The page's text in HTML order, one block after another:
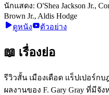
นักแสดง: O'Shea Jackson Jr.,
Brown Jr., Aldis Hodge
ดูหนัง
ตัวอย่าง
📖 เรื่องย่อ
รีวิวสั้น เมืองเดือด แร็ปเปอร์ก
ผลงานของ F. Gary Gray ที่มีจั